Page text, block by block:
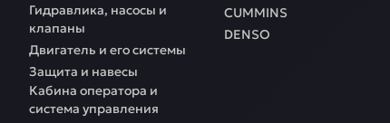
Гидравлика, насосы и
клапаны
Двигатель и его системы
Защита и навесы
Кабина оператора и
система управления
CUMMINS
DENSO